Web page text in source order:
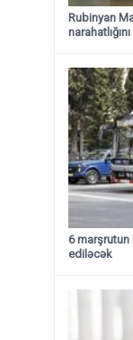
Rubinyan
6 marşrutun
ediləcək